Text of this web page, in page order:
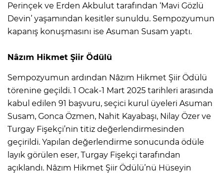
Perinçek ve Erden Akbulut tarafından ‘Mavi Gözlü
Devin’ yaşamından kesitler sunuldu. Sempozyumun
kapanış konuşmasını ise Asuman Susam yaptı.
Nâzım Hikmet Şiir Ödülü
Sempozyumun ardından Nâzım Hikmet Şiir Ödülü
törenine geçildi. 1 Ocak-1 Mart 2025 tarihleri arasında
kabul edilen 91 başvuru, seçici kurul üyeleri Asuman
Susam, Gonca Özmen, Nahit Kayabaşı, Nilay Özer ve
Turgay Fişekçi’nin titiz değerlendirmesinden
geçirildi. Yapılan değerlendirme sonucunda ödüle
layık görülen eser, Turgay Fişekçi tarafından
açıklandı. Nâzım Hikmet Şiir Ödülü’nü Hüseyin